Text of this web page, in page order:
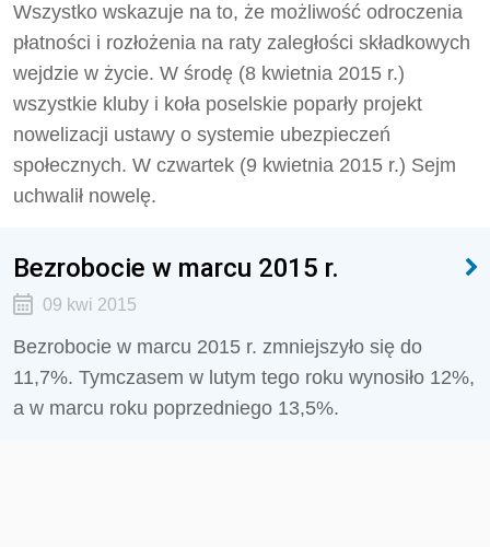
Wszystko wskazuje na to, że możliwość odroczenia
płatności i rozłożenia na raty zaległości składkowych
wejdzie w życie. W środę (8 kwietnia 2015 r.)
wszystkie kluby i koła poselskie poparły projekt
nowelizacji ustawy o systemie ubezpieczeń
społecznych. W czwartek (9 kwietnia 2015 r.) Sejm
uchwalił nowelę.
Bezrobocie w marcu 2015 r.
09 kwi 2015
Bezrobocie w marcu 2015 r. zmniejszyło się do
11,7%. Tymczasem w lutym tego roku wynosiło 12%,
a w marcu roku poprzedniego 13,5%.